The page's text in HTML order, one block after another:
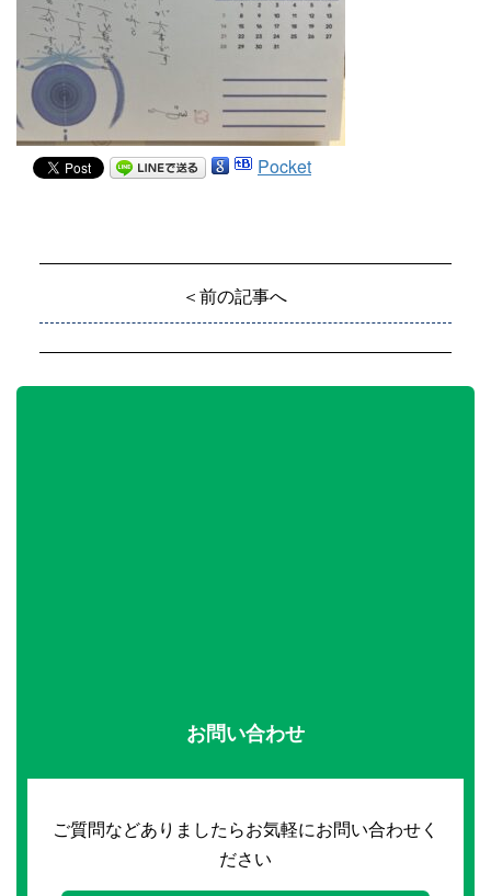
Pocket
＜前の記事へ
お問い合わせ
ご質問などありましたらお気軽にお問い合わせく
ださい